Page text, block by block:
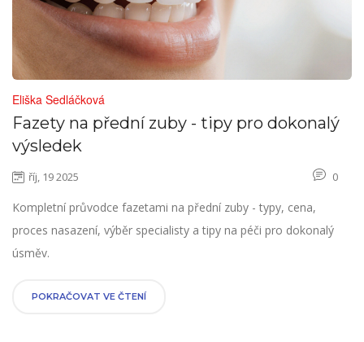
Eliška Sedláčková
Fazety na přední zuby - tipy pro dokonalý
výsledek
říj, 19 2025 0
Kompletní průvodce fazetami na přední zuby - typy, cena,
proces nasazení, výběr specialisty a tipy na péči pro dokonalý
úsměv.
POKRAČOVAT VE ČTENÍ